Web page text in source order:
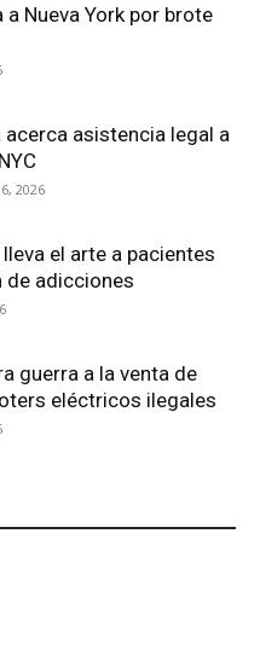
a Nueva York por brote
acerca asistencia legal a
2026
el arte a pacientes
de adicciones
guerra a la venta de
eléctricos ilegales